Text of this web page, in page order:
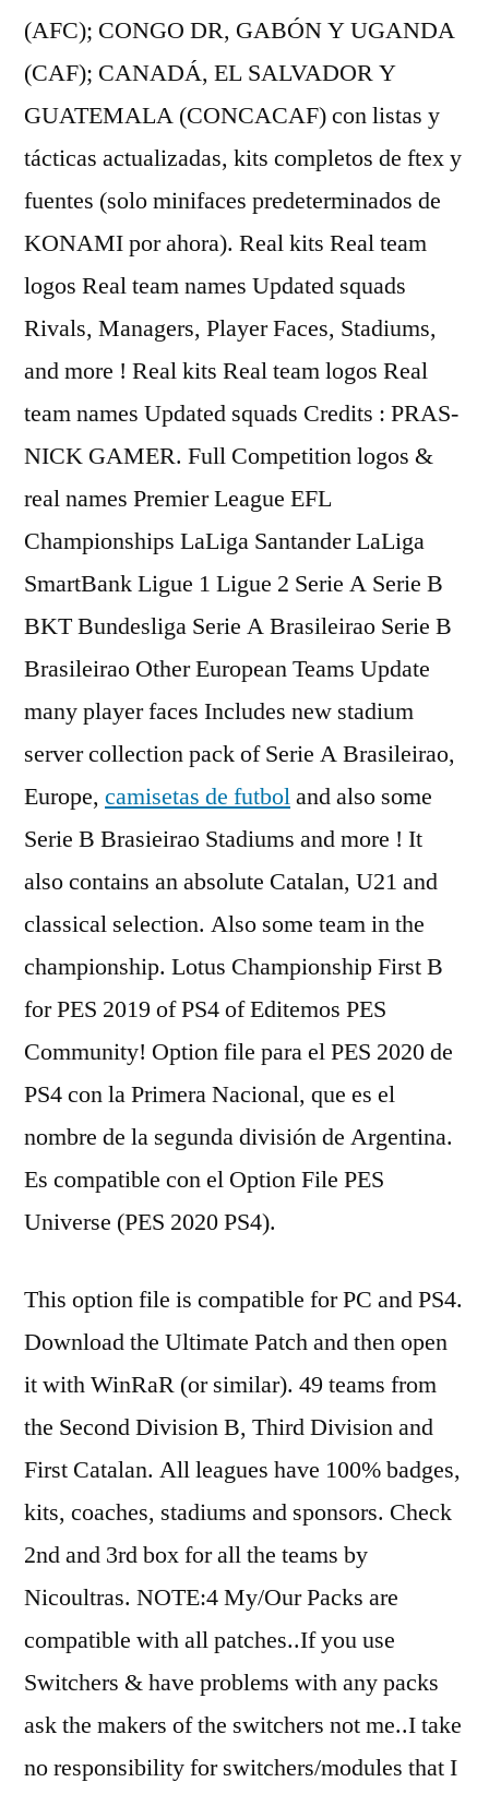
(AFC); CONGO DR, GABÓN Y UGANDA
(CAF); CANADÁ, EL SALVADOR Y
GUATEMALA (CONCACAF) con listas y
tácticas actualizadas, kits completos de ftex y
fuentes (solo minifaces predeterminados de
KONAMI por ahora). Real kits Real team
logos Real team names Updated squads
Rivals, Managers, Player Faces, Stadiums,
and more ! Real kits Real team logos Real
team names Updated squads Credits : PRAS-
NICK GAMER. Full Competition logos &
real names Premier League EFL
Championships LaLiga Santander LaLiga
SmartBank Ligue 1 Ligue 2 Serie A Serie B
BKT Bundesliga Serie A Brasileirao Serie B
Brasileirao Other European Teams Update
many player faces Includes new stadium
server collection pack of Serie A Brasileirao,
Europe, camisetas de futboland also some
Serie B Brasieirao Stadiums and more ! It
also contains an absolute Catalan, U21 and
classical selection. Also some team in the
championship. Lotus Championship First B
for PES 2019 of PS4 of Editemos PES
Community! Option file para el PES 2020 de
PS4 con la Primera Nacional, que es el
nombre de la segunda división de Argentina.
Es compatible con el Option File PES
Universe (PES 2020 PS4).
This option file is compatible for PC and PS4.
Download the Ultimate Patch and then open
it with WinRaR (or similar). 49 teams from
the Second Division B, Third Division and
First Catalan. All leagues have 100% badges,
kits, coaches, stadiums and sponsors. Check
2nd and 3rd box for all the teams by
Nicoultras. NOTE:4 My/Our Packs are
compatible with all patches..If you use
Switchers & have problems with any packs
ask the makers of the switchers not me..I take
no responsibility for switchers/modules that I